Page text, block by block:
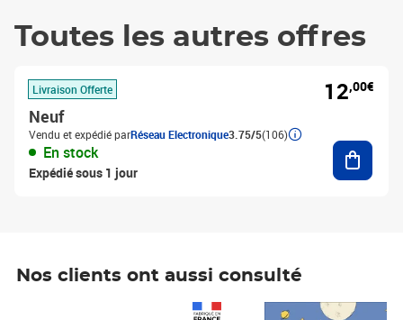
Toutes les autres offres
Livraison Offerte
Neuf
Vendu et expédié parRéseau Electronique3.75/5(106)
En stock
Expédié sous 1 jour
12,00€
Nos clients ont aussi consulté
Prix 7,50€